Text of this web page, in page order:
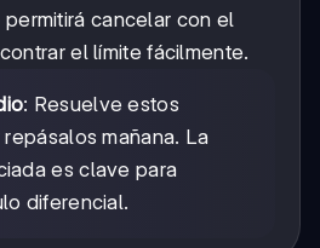
permitirá cancelar con el
el límite fácilmente.
: Resuelve estos
mañana. La
es clave para
diferencial.